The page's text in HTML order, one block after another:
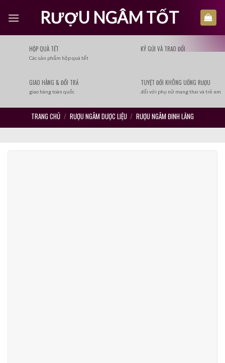
RƯỢU NGÂM TỐT
HỘP QUÀ TẾT
Các sản phẩm hộp quà tết
KÝ GỬI VÀ TRAO ĐỔI
GIAO HÀNG & ĐỔI TRẢ
giao hàng toàn quốc
TUYỆT ĐỐI KHÔNG UỐNG RƯỢU
đối với phụ nữ mang thai và trẻ em
TRANG CHỦ / RƯỢU NGÂM DƯỢC LIỆU / RƯỢU NGÂM ĐINH LĂNG